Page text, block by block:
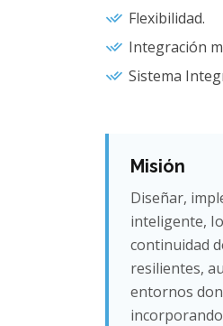
Flexibilidad.
Integración
Sistema
Misión
Diseñar,
inteligente,
continuidad
resilientes,
entornos